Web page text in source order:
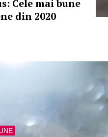
Cele mai bune
din 2020